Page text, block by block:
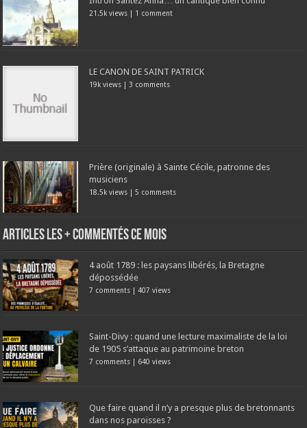
21.5k views | 1 comment
LE CANON DE SAINT PATRICK
19k views | 3 comments
Prière (originale) à Sainte Cécile, patronne des
musiciens
18.5k views |5 comments
Articles les + commentés ce mois
4 août 1789 : les paysans libérés, la Bretagne
dépossédée
7 comments |407 views
Saint-Divy : quand une lecture maximaliste de la loi
de 1905 s’attaque au patrimoine breton
7 comments | 640 views
Que faire quand il n’y a presque plus de bretonnants
dans nos paroisses ?